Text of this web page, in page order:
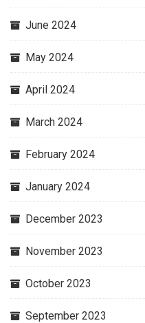
June 2024
May 2024
April 2024
March 2024
February 2024
January 2024
December 2023
November 2023
October 2023
September 2023